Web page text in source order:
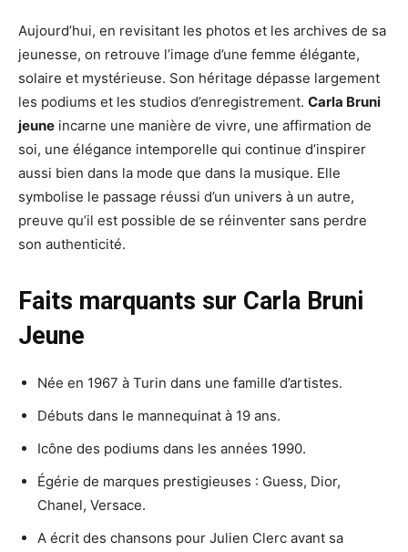
Aujourd’hui, en revisitant les photos et les archives de sa
jeunesse, on retrouve l’image d’une femme élégante,
solaire et mystérieuse. Son héritage dépasse largement
les podiums et les studios d’enregistrement. Carla Bruni
jeune incarne une manière de vivre, une affirmation de
soi, une élégance intemporelle qui continue d’inspirer
aussi bien dans la mode que dans la musique. Elle
symbolise le passage réussi d’un univers à un autre,
preuve qu’il est possible de se réinventer sans perdre
son authenticité.
Faits marquants sur Carla Bruni
Jeune
Née en 1967 à Turin dans une famille d’artistes.
Débuts dans le mannequinat à 19 ans.
Icône des podiums dans les années 1990.
Égérie de marques prestigieuses : Guess, Dior,
Chanel, Versace.
A écrit des chansons pour Julien Clerc avant sa